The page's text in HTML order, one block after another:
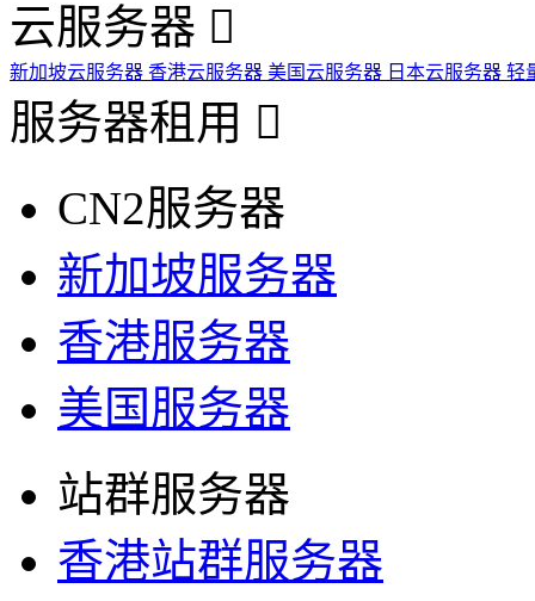
云服务器
新加坡云服务器 香港云服务器 美国云服务器 日本云服务器 轻
服务器租用
CN2服务器
新加坡服务器
香港服务器
美国服务器
站群服务器
香港站群服务器